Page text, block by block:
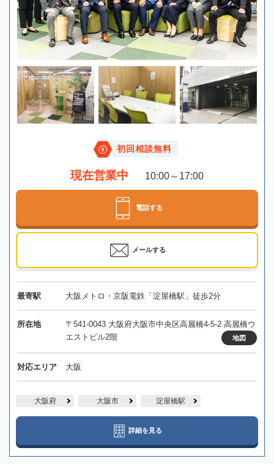
初回相談無料
現在営業中 10:00～17:00
電話する
メールする
最寄駅 大阪メトロ・京阪電鉄「淀屋橋駅」徒歩2分
所在地
〒541-0043 大阪府大阪市中央区高麗橋4-5-2 高麗橋ウ
エストビル2階
地図
対応エリア 大阪
大阪府 大阪市 淀屋橋駅
詳細を見る